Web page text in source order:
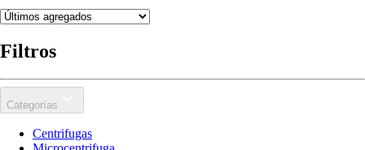
Filtros
Categorías
Centrifugas